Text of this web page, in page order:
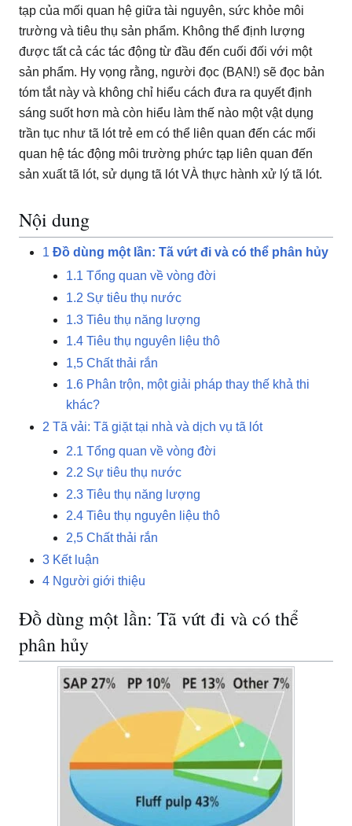
tạp của mối quan hệ giữa tài nguyên, sức khỏe môi
trường và tiêu thụ sản phẩm. Không thể định lượng
được tất cả các tác động từ đầu đến cuối đối với một
sản phẩm. Hy vọng rằng, người đọc (BẠN!) sẽ đọc bản
tóm tắt này và không chỉ hiểu cách đưa ra quyết định
sáng suốt hơn mà còn hiểu làm thế nào một vật dụng
trần tục như tã lót trẻ em có thể liên quan đến các mối
quan hệ tác động môi trường phức tạp liên quan đến
sản xuất tã lót, sử dụng tã lót VÀ thực hành xử lý tã lót.
Nội dung
1 Đồ dùng một lần: Tã vứt đi và có thể phân hủy
1.1 Tổng quan về vòng đời
1.2 Sự tiêu thụ nước
1.3 Tiêu thụ năng lượng
1.4 Tiêu thụ nguyên liệu thô
1,5 Chất thải rắn
1.6 Phân trộn, một giải pháp thay thế khả thi
khác?
2 Tã vải: Tã giặt tại nhà và dịch vụ tã lót
2.1 Tổng quan về vòng đời
2.2 Sự tiêu thụ nước
2.3 Tiêu thụ năng lượng
2.4 Tiêu thụ nguyên liệu thô
2,5 Chất thải rắn
3 Kết luận
4 Người giới thiệu
Đồ dùng một lần: Tã vứt đi và có thể
phân hủy